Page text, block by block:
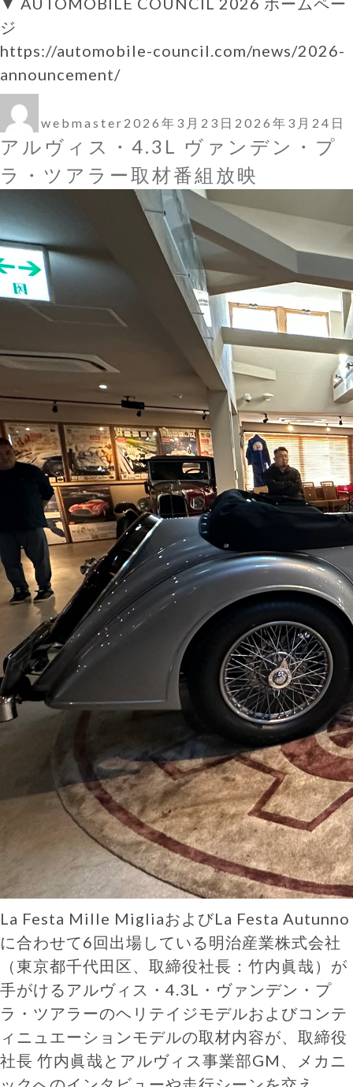
ジ
https://automobile-council.com/news/2026-
announcement/
稿
者
webmaster 稿
日:
2026年3月23日 2026年3月24日
アルヴィス・4.3L ヴァンデン・プ
ラ・ツアラー取材番組放映
La Festa Mille MigliaおよびLa Festa Autunno
に合わせて6回出場している明治産業株式会社
（東京都千代田区、取締役社長：竹内眞哉）が
手がけるアルヴィス・4.3L・ヴァンデン・プ
ラ・ツアラーのヘリテイジモデルおよびコンテ
ィニュエーションモデルの取材内容が、取締役
社長 竹内眞哉とアルヴィス事業部GM、メカニ